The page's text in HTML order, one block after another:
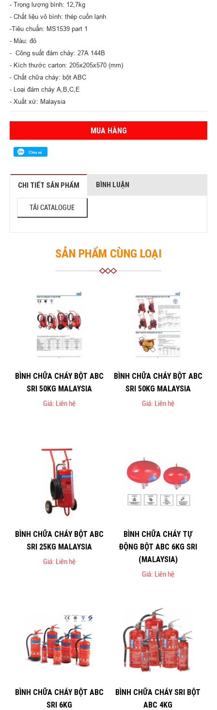
- Trọng lượng bình: 12,7kg
- Chất liệu vỏ bình: thép cuốn lạnh
-Tiêu chuẩn: MS1539 part 1
- Màu: đỏ
- Công suất đám cháy: 27A 144B
- Kích thước carton: 205x205x570 (mm)
- Chất chữa cháy: bột ABC
- Loại đám cháy A,B,C,E
- Xuất xứ: Malaysia
MUA HÀNG
Chia sẻ
CHI TIẾT SẢN PHẨM BÌNH LUẬN
TẢI CATALOGUE
SẢN PHẨM CÙNG LOẠI
BÌNH CHỮA CHÁY BỘT ABC
SRI 50KG MALAYSIA
Giá: Liên hệ
BÌNH CHỮA CHÁY BỘT ABC
SRI 50KG MALAYSIA
Giá: Liên hệ
BÌNH CHỮA CHÁY BỘT ABC
SRI 25KG MALAYSIA
Giá: Liên hệ
BÌNH CHỮA CHÁY TỰ
ĐỘNG BỘT ABC 6KG SRI
(MALAYSIA)
Giá: Liên hệ
BÌNH CHỮA CHÁY BỘT ABC
SRI 6KG
BÌNH CHỮA CHÁY SRI BỘT
ABC 4KG